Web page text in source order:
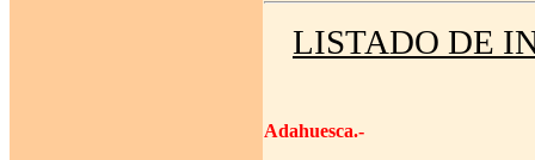
LISTADO DE
Adahuesca.-